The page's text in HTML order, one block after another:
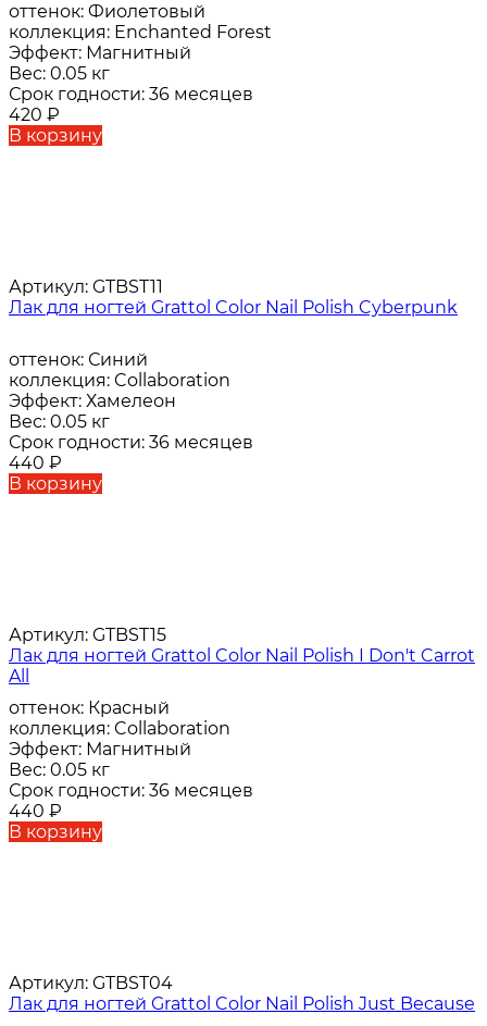
оттенок: Фиолетовый
коллекция: Enchanted Forest
Эффект: Магнитный
Вес: 0.05 кг
Срок годности: 36 месяцев
420 ₽
В корзину
Артикул: GTBST11
Лак для ногтей Grattol Color Nail Polish Cyberpunk
оттенок: Синий
коллекция: Collaboration
Эффект: Хамелеон
Вес: 0.05 кг
Срок годности: 36 месяцев
440 ₽
В корзину
Артикул: GTBST15
Лак для ногтей Grattol Color Nail Polish I Don't Carrot
All
оттенок: Красный
коллекция: Collaboration
Эффект: Магнитный
Вес: 0.05 кг
Срок годности: 36 месяцев
440 ₽
В корзину
Артикул: GTBST04
Лак для ногтей Grattol Color Nail Polish Just Because